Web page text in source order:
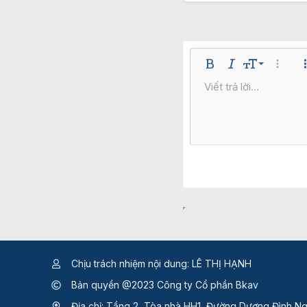
Bold In nghiêng
Kích thước
10
18
Thêm
Nhúng thư viện
Màu chữPhông chữ
Viết trả lời...
Chịu trách nhiệm nội dung: LÊ THỊ HẠNH
Bản quyền @2023 Công ty Cổ phần Bkav